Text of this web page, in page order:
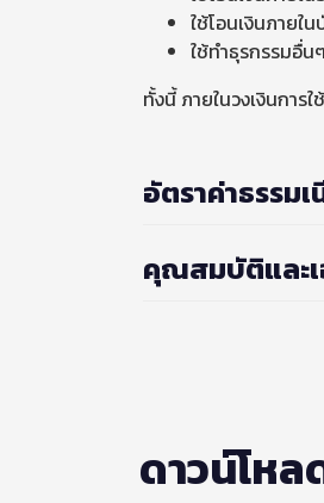
ใช้โอนเงินภายใ
ใช้ทำธุรกรรมอื่
ทั้งนี้ ภายในวงเงินกา
อัตราค่าธรรม
คุณสมบัติและ
ดาวน์โหล